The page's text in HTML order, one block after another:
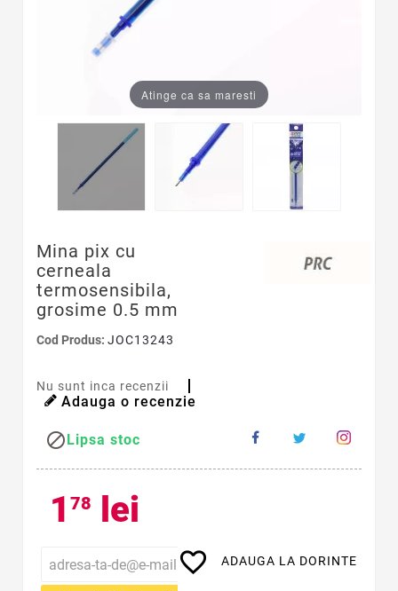
Atinge ca sa maresti
Mina pix cu
cerneala
termosensibila,
grosime 0.5 mm
Cod Produs: JOC13243
Nu sunt inca recenzii
Adauga o recenzie
Lipsa stoc
1 78 lei
favorite_border ADAUGA LA DORINTE